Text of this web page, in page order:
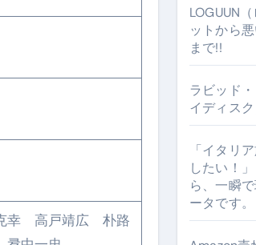
幸 高戸靖広 朴路
LOGUUN
ットから
まで!!
ラビッド
イディスク
「イタリ
したい！
ら、一瞬
ータです。